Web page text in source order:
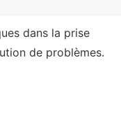
dans la prise
de problèmes.